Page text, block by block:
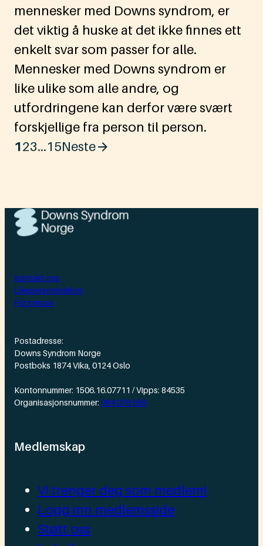
mennesker med Downs syndrom, er
det viktig å huske at det ikke finnes ett
enkelt svar som passer for alle.
Mennesker med Downs syndrom er
like ulike som alle andre, og
utfordringene kan derfor være svært
forskjellige fra person til person.
123...15Neste
Kontakt oss
Likepersontelefon
For presse
Postadresse:
Downs Syndrom Norge
Postboks 1874 Vika, 0124 Oslo
Kontonnummer: 1506.16.07711 / Vipps: 84535
Organisasjonsnummer: 984 076 959
Medlemskap
Vi trenger deg som medlem!
Logg inn medlemsside
Støtt oss